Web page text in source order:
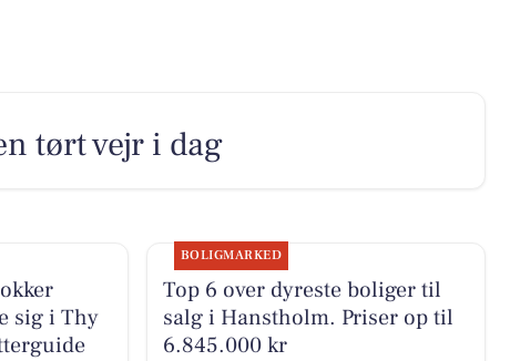
tørt vejr i dag
sig i Thy
BOLIGMARKED
Top 6 over dyreste boliger til
salg i Hanstholm. Priser op til
6.845.000 kr